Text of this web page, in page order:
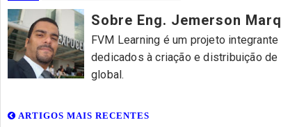
Sobre Eng. Jemerson
FVM Learning é um projeto
dedicados à criação e distribuição
global.
ARTIGOS MAIS RECENTES